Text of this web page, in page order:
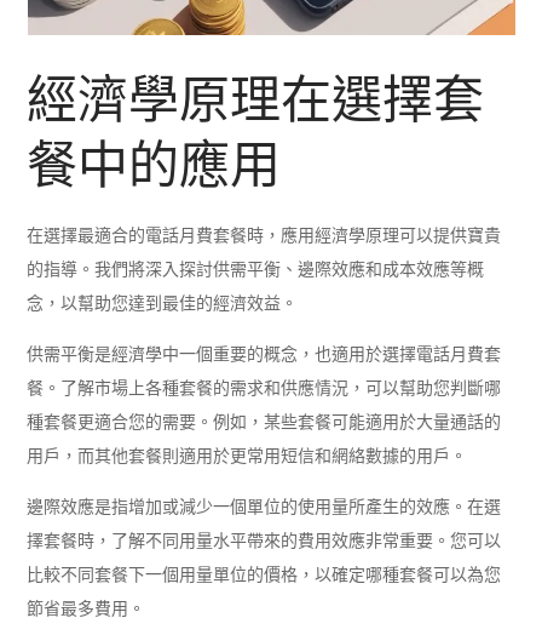
經濟學原理在選擇套
餐中的應用
在選擇最適合的電話月費套餐時，應用經濟學原理可以提供寶貴
的指導。我們將深入探討供需平衡、邊際效應和成本效應等概
念，以幫助您達到最佳的經濟效益。
供需平衡是經濟學中一個重要的概念，也適用於選擇電話月費套
餐。了解市場上各種套餐的需求和供應情況，可以幫助您判斷哪
種套餐更適合您的需要。例如，某些套餐可能適用於大量通話的
用戶，而其他套餐則適用於更常用短信和網絡數據的用戶。
邊際效應是指增加或減少一個單位的使用量所產生的效應。在選
擇套餐時，了解不同用量水平帶來的費用效應非常重要。您可以
比較不同套餐下一個用量單位的價格，以確定哪種套餐可以為您
節省最多費用。